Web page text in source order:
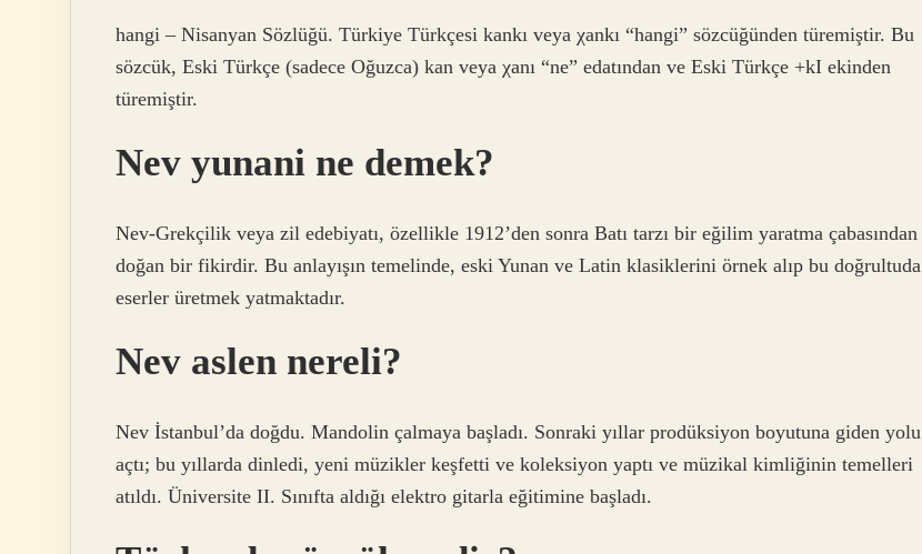
hangi – Nisanyan Sözlüğü. Türkiye Türkçesi kankı veya χankı “hangi” sözcüğünden türemiştir. Bu
sözcük, Eski Türkçe (sadece Oğuzca) kan veya χanı “ne” edatından ve Eski Türkçe +kI ekinden
türemiştir.
Nev yunani ne demek?
Nev-Grekçilik veya zil edebiyatı, özellikle 1912’den sonra Batı tarzı bir eğilim yaratma çabasından
doğan bir fikirdir. Bu anlayışın temelinde, eski Yunan ve Latin klasiklerini örnek alıp bu doğrultuda
eserler üretmek yatmaktadır.
Nev aslen nereli?
Nev İstanbul’da doğdu. Mandolin çalmaya başladı. Sonraki yıllar prodüksiyon boyutuna giden yolu
açtı; bu yıllarda dinledi, yeni müzikler keşfetti ve koleksiyon yaptı ve müzikal kimliğinin temelleri
atıldı. Üniversite II. Sınıfta aldığı elektro gitarla eğitimine başladı.